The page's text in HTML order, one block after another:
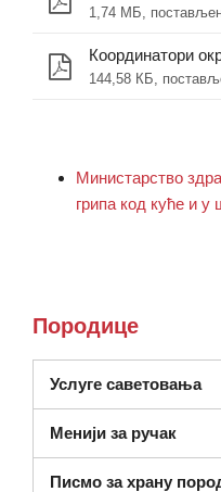
1,74 МБ,
Координатори
144,58 КБ,
Министарство
грипа код куће и у
Породице
Услуге саветовања
Менији за ручак
Писмо за храну